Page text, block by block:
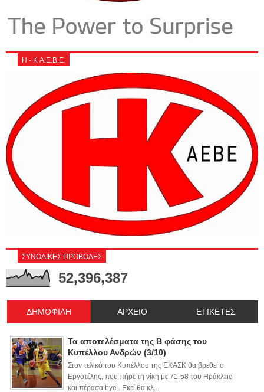
Η - Κ Α.Ε.Β.Ε.
ΣΥΝΟΛΙΚΕΣ ΠΡΟΒΟΛΕΣ
52,396,387
ΔΗΜΟΦΙΛΗ ΑΡΧΕΙΟ ΕΤΙΚΕΤΕΣ
Τα αποτελέσματα της Β φάσης του
Κυπέλλου Ανδρών (3/10)
Στον τελικό του Κυπέλλου της ΕΚΑΣΚ θα βρεθεί ο
Εργοτέλης, που πήρε τη νίκη με 71-58 του Ηράκλειο
και πέρασα bye . Εκεί θα κλ...